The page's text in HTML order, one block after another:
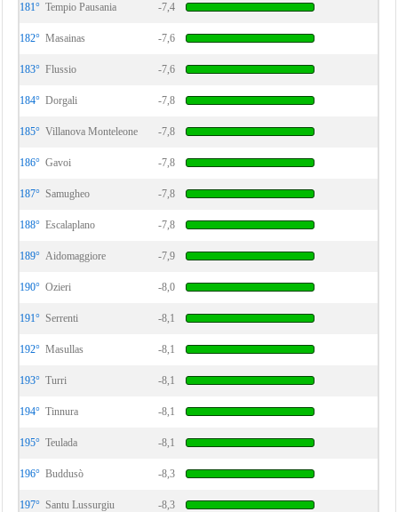
181° Tempio Pausania -7,4
182° Masainas -7,6
183° Flussio -7,6
184° Dorgali -7,8
185° Villanova Monteleone -7,8
186° Gavoi -7,8
187° Samugheo -7,8
188° Escalaplano -7,8
189° Aidomaggiore -7,9
190° Ozieri -8,0
191° Serrenti -8,1
192° Masullas -8,1
193° Turri -8,1
194° Tinnura -8,1
195° Teulada -8,1
196° Buddusò -8,3
197° Santu Lussurgiu -8,3